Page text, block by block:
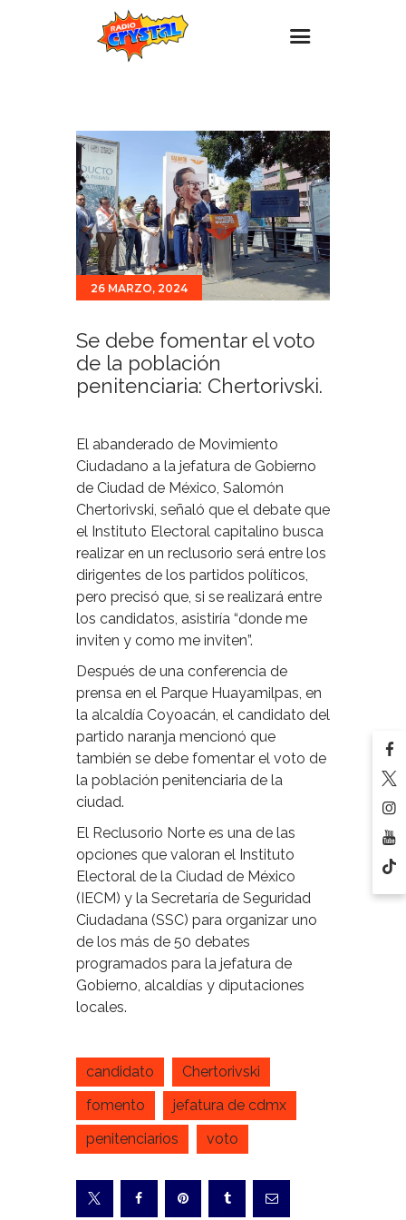
Estaciones
Eventos
Promociones
Noticias
Para ti
Contacto
26 MARZO, 2024
Se debe fomentar el voto
de la población
penitenciaria: Chertorivski.
El abanderado de Movimiento
Ciudadano a la jefatura de Gobierno
de Ciudad de México, Salomón
Chertorivski, señaló que el debate que
el Instituto Electoral capitalino busca
realizar en un reclusorio será entre los
dirigentes de los partidos políticos,
pero precisó que, si se realizará entre
los candidatos, asistiría “donde me
inviten y como me inviten”.
Después de una conferencia de
prensa en el Parque Huayamilpas, en
la alcaldía Coyoacán, el candidato del
partido naranja mencionó que
también se debe fomentar el voto de
la población penitenciaria de la
ciudad.
El Reclusorio Norte es una de las
opciones que valoran el Instituto
Electoral de la Ciudad de México
(IECM) y la Secretaría de Seguridad
Ciudadana (SSC) para organizar uno
de los más de 50 debates
programados para la jefatura de
Gobierno, alcaldías y diputaciones
locales.
candidato
Chertorivski
fomento
jefatura de cdmx
penitenciarios
voto